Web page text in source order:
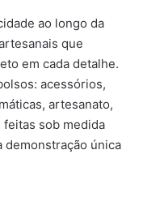
ao longo da
que
em cada detalhe.
acessórios,
artesanato,
sob medida
demonstração única